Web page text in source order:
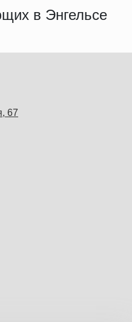
в Энгельсе
67